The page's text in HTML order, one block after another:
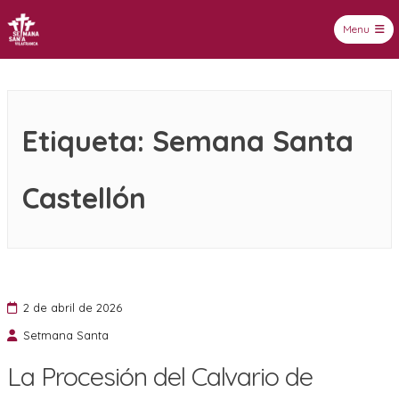
Setmana Santa Vilafranca
Menu
Etiqueta: Semana Santa
Castellón
2 de abril de 2026
Setmana Santa
La Procesión del Calvario de